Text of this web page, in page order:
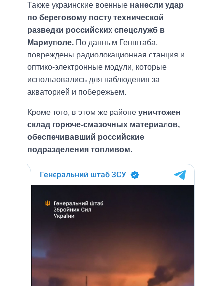
Также украинские военные нанесли удар
по береговому посту технической
разведки российских спецслужб в
Мариуполе. По данным Генштаба,
повреждены радиолокационная станция и
оптико-электронные модули, которые
использовались для наблюдения за
акваторией и побережьем.
Кроме того, в этом же районе уничтожен
склад горюче-смазочных материалов,
обеспечивавший российские
подразделения топливом.